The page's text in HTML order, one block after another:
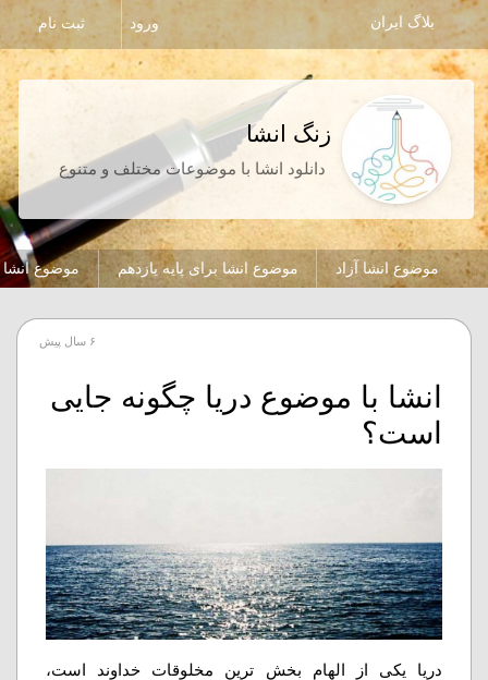
بلاگ ایران ثبت نام ورود
زنگ انشا
دانلود انشا با موضوعات مختلف و متنوع
موضوع انشا آزاد موضوع انشا برای پایه یازدهم موضوع انشا
۶ سال پیش
انشا با موضوع دریا چگونه جایی
است؟
دریا یکی از الهام بخش ترین مخلوقات خداوند است،